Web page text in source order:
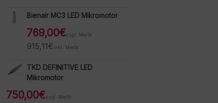
Bienair MC3 LED Mikromotor
769,00€zzgl. MwSt.
915,11€ inkl. MwSt.
TKD DEFINITIVE LED
Mikromotor
750,00€zzgl. MwSt.